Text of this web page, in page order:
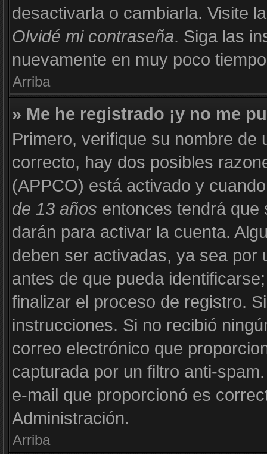
desactivarla o cambiarla. Visite
Olvidé mi contraseña. Siga las
nuevamente en muy poco
Arriba
» Me he registrado ¡y no me
Primero, verifique su nombre
correcto, hay dos posibles
(APPCO) está activado y
de 13 años entonces tendrá que
darán para activar la cuenta.
deben ser activadas, ya sea por
antes de que pueda
finalizar el proceso de registro.
instrucciones. Si no recibió
correo electrónico que
capturada por un filtro anti-
e-mail que proporcionó es
Administración.
Arriba